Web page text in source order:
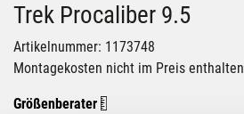
Trek Procaliber 9.5
Artikelnummer: 1173748
Montagekosten nicht im Preis enthalten
Größenberater